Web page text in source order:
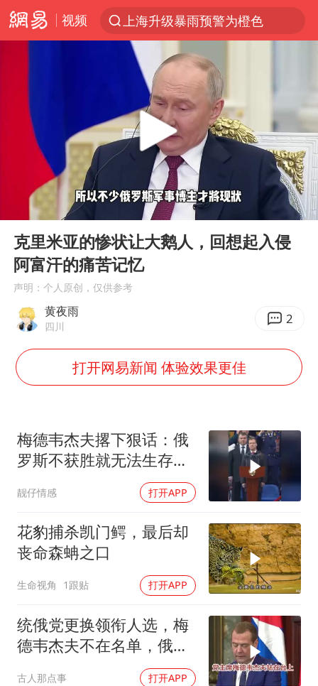
视频
上海升级暴雨预警为橙色
拜登前列腺癌恶化
“白海豚”逼近浙闽沿海
四川宜宾5.5级地震后余震为何不断
2026年7月份居民消费价格同比上涨0.5%
浙江海域将现5到8米巨浪到狂浪
外国游客的“中国游三件套”火了
以军士兵把枪口对准中国记者
白海豚在海上打了个结
方桃子代言广告视频已下架
一周大涨超7% 金价为何突然上涨
河南警方公开征集黑恶犯罪线索
谢霆锋演唱会隔空祝王菲生日快乐
央视新主播李秋莹孙亚鹏亮相
Play
00:00
克里米亚的惨状让大鹅人，回想起入侵
阿富汗的痛苦记忆
声明：个人原创，仅供参考
黄夜雨
四川 2
打开网易新闻 体验效果更佳
梅德韦杰夫撂下狠话：俄
罗斯不获胜就无法生存，
西方正用乌克兰当锤子砸
碎俄国
靓仔情感 打开APP
花豹捕杀凯门鳄，最后却
丧命森蚺之口
生命视角 1跟贴 打开APP
统俄党更换领衔人选，梅
德韦杰夫不在名单，俄政
坛释放出什么信号？
古人那点事 打开APP